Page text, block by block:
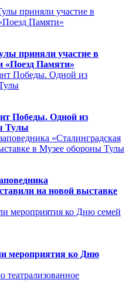
приняли участие в
«Поезд Памяти»
Победы. Одной из
Тулы
на новой выставке
мероприятия ко Дню